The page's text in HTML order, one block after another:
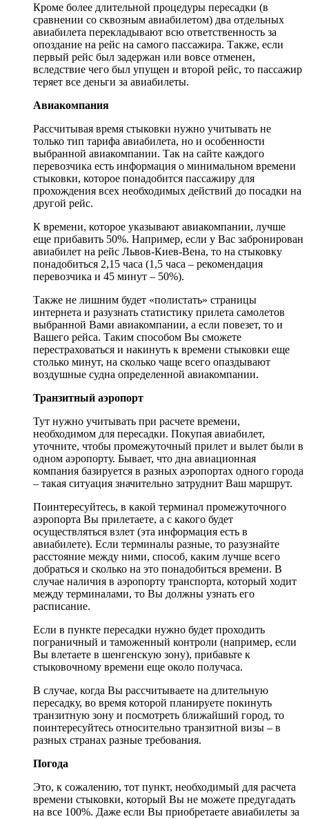
Кроме более длительной процедуры пересадки (в
сравнении со сквозным авиабилетом) два отдельных
авиабилета перекладывают всю ответственность за
опоздание на рейс на самого пассажира. Также, если
первый рейс был задержан или вовсе отменен,
вследствие чего был упущен и второй рейс, то пассажир
теряет все деньги за авиабилеты.
Авиакомпания
Рассчитывая время стыковки нужно учитывать не
только тип тарифа авиабилета, но и особенности
выбранной авиакомпании. Так на сайте каждого
перевозчика есть информация о минимальном времени
стыковки, которое понадобится пассажиру для
прохождения всех необходимых действий до посадки на
другой рейс.
К времени, которое указывают авиакомпании, лучше
еще прибавить 50%. Например, если у Вас забронирован
авиабилет на рейс Львов-Киев-Вена, то на стыковку
понадобиться 2,15 часа (1,5 часа – рекомендация
перевозчика и 45 минут – 50%).
Также не лишним будет «полистать» страницы
интернета и разузнать статистику прилета самолетов
выбранной Вами авиакомпании, а если повезет, то и
Вашего рейса. Таким способом Вы сможете
перестраховаться и накинуть к времени стыковки еще
столько минут, на сколько чаще всего опаздывают
воздушные судна определенной авиакомпании.
Транзитный аэропорт
Тут нужно учитывать при расчете времени,
необходимом для пересадки. Покупая авиабилет,
уточните, чтобы промежуточный прилет и вылет были в
одном аэропорту. Бывает, что дна авиационная
компания базируется в разных аэропортах одного города
– такая ситуация значительно затруднит Ваш маршрут.
Поинтересуйтесь, в какой терминал промежуточного
аэропорта Вы прилетаете, а с какого будет
осуществляться взлет (эта информация есть в
авиабилете). Если терминалы разные, то разузнайте
расстояние между ними, способ, каким лучше всего
добраться и сколько на это понадобиться времени. В
случае наличия в аэропорту транспорта, который ходит
между терминалами, то Вы должны узнать его
расписание.
Если в пункте пересадки нужно будет проходить
пограничный и таможенный контроли (например, если
Вы влетаете в шенгенскую зону), прибавьте к
стыковочному времени еще около получаса.
В случае, когда Вы рассчитываете на длительную
пересадку, во время которой планируете покинуть
транзитную зону и посмотреть ближайший город, то
поинтересуйтесь относительно транзитной визы – в
разных странах разные требования.
Погода
Это, к сожалению, тот пункт, необходимый для расчета
времени стыковки, который Вы не можете предугадать
на все 100%. Даже если Вы приобретаете авиабилеты за